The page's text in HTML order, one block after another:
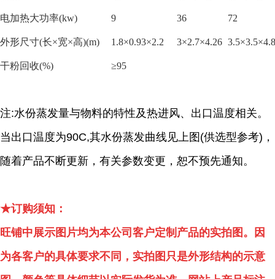
电加热大功率(kw) 9 36 72
外形尺寸(长×宽×高)(m) 1.8×0.93×2.2 3×2.7×4.26 3.5×3.5×4.8
干粉回收(%) ≥95
注:水份蒸发量与物料的特性及热进风、出口温度相关。
当出口温度为90C,其水份蒸发曲线见上图(供选型参考)，
随着产品不断更新，有关参数变更，恕不预先通知。
★订购须知：
旺铺中展示图片均为本公司客户定制产品的实拍图。因
为各客户的具体要求不同，实拍图只是外形结构的示意